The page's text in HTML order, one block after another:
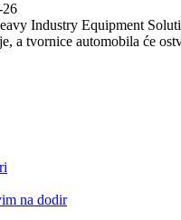
26
Industry Equipment
a tvornice automobila će
na dodir